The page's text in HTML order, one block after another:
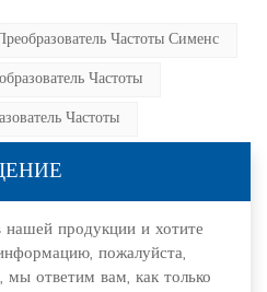
Частоты Сименс
Частоты
Частоты
продукции и хотите
пожалуйста,
мы ответим вам, как только